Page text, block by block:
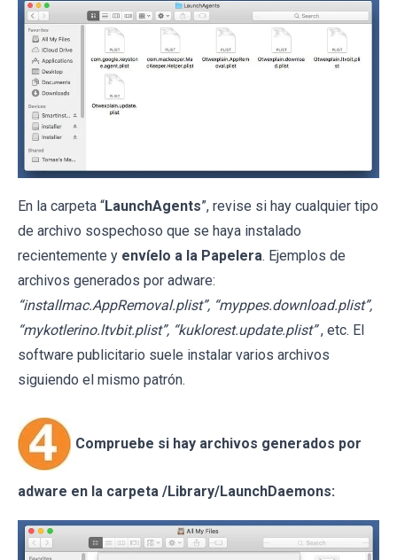
En la carpeta “LaunchAgents”, revise si hay cualquier tipo
de archivo sospechoso que se haya instalado
recientemente y envíelo a la Papelera. Ejemplos de
archivos generados por adware:
“installmac.AppRemoval.plist”, “myppes.download.plist”,
“mykotlerino.ltvbit.plist”, “kuklorest.update.plist” , etc. El
software publicitario suele instalar varios archivos
siguiendo el mismo patrón.
Compruebe si hay archivos generados por
adware en la carpeta /Library/LaunchDaemons: